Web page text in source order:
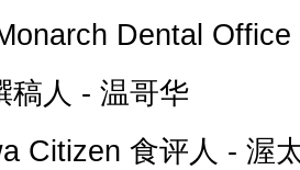
Dental
稿人 - 温哥华
Citizen 食评人 - 渥